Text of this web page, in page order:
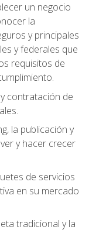
un negocio
la
y principales
y federales que
requisitos de
contratación de
la publicación y
y hacer crecer
de servicios
en su mercado
tradicional y la